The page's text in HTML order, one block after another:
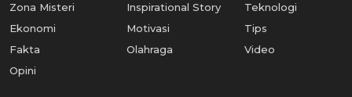
Zona Misteri
Ekonomi
Fakta
Opini
Inspirational Story
Motivasi
Olahraga
Teknologi
Tips
Video